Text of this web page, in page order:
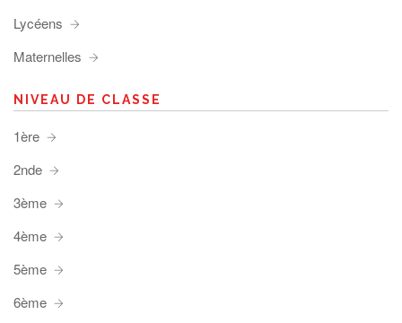
Lycéens
Maternelles
NIVEAU DE CLASSE
1ère
2nde
3ème
4ème
5ème
6ème